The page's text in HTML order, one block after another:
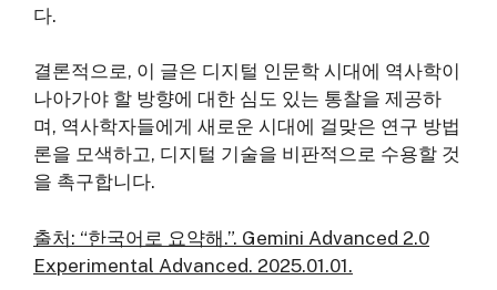
다.
결론적으로, 이 글은 디지털 인문학 시대에 역사학이
나아가야 할 방향에 대한 심도 있는 통찰을 제공하
며, 역사학자들에게 새로운 시대에 걸맞은 연구 방법
론을 모색하고, 디지털 기술을 비판적으로 수용할 것
을 촉구합니다.
출처: “한국어로 요약해.”. Gemini Advanced 2.0
Experimental Advanced. 2025.01.01.